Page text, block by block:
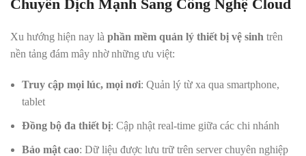
Chuyển Dịch Mạnh Sang Công Nghệ Cloud
Xu hướng hiện nay là phần mềm quản lý thiết bị vệ sinh trên
nền tảng đám mây nhờ những ưu việt:
Truy cập mọi lúc, mọi nơi: Quản lý từ xa qua smartphone,
tablet
Đồng bộ đa thiết bị: Cập nhật real-time giữa các chi nhánh
Bảo mật cao: Dữ liệu được lưu trữ trên server chuyên nghiệp